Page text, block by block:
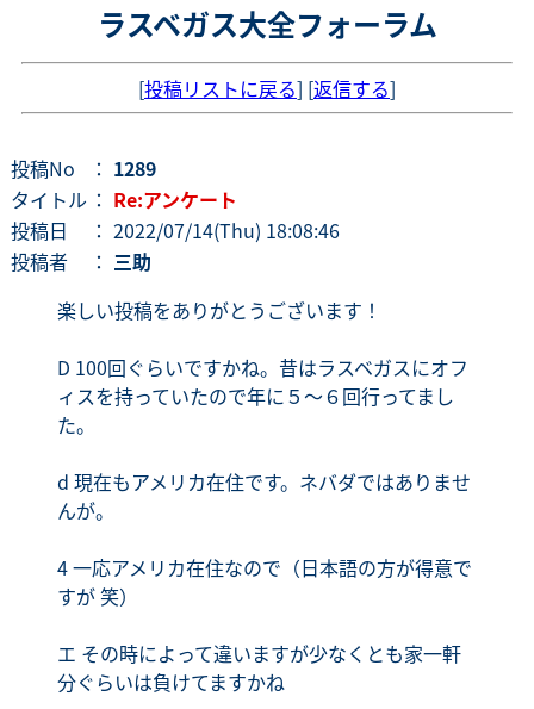
ラスベガス大全フォーラム
[投稿リストに戻る] [返信する]
投稿No ： 1289
タイトル ： Re:アンケート
投稿日
： 2022/07/14(Thu) 18:08:46
投稿者
： 三助
楽しい投稿をありがとうございます！
D 100回ぐらいですかね。昔はラスベガスにオフ
ィスを持っていたので年に５〜６回行ってまし
た。
d 現在もアメリカ在住です。ネバダではありませ
んが。
4 一応アメリカ在住なので（日本語の方が得意で
すが 笑）
エ その時によって違いますが少なくとも家一軒
分ぐらいは負けてますかね